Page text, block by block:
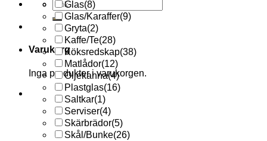
Sök
efter:
Varukorg
Inga produkter i varukorgen.
Glas(8)
Glas/Karaffer(9)
Gryta(2)
Kaffe/Te(28)
Köksredskap(38)
Matlådor(12)
Oljekanna(4)
Plastglas(16)
Saltkar(1)
Serviser(4)
Skärbrädor(5)
Skål/Bunke(26)